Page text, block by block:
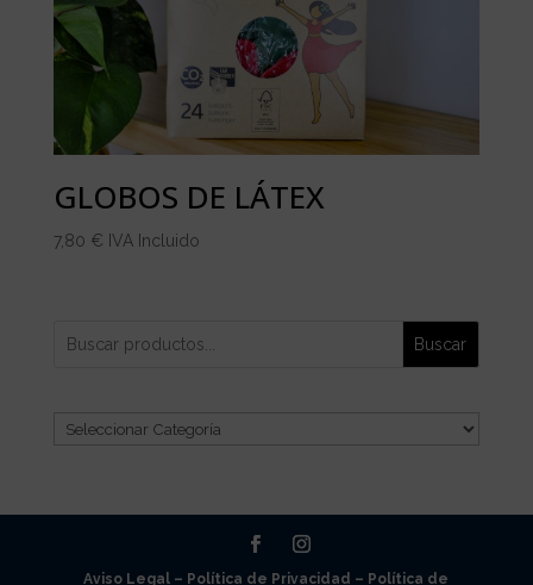
GLOBOS DE LÁTEX
7,80 € IVA Incluido
Buscar
Categorías
del
Aviso Legal – Política de Privacidad – Política de